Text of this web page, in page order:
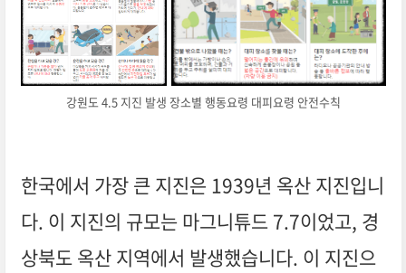
강원도 4.5 지진 발생 장소별 행동요령 대피요령 안전수칙
한국에서 가장 큰 지진은 1939년 옥산 지진입니
다. 이 지진의 규모는 마그니튜드 7.7이었고, 경
상북도 옥산 지역에서 발생했습니다. 이 지진으